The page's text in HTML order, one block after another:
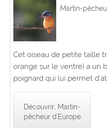
Martin-
Cet oiseau de petite taille
orange sur le ventre) a un
poignard qui lui permet
Découvrir, Martin-
pêcheur d'Europe